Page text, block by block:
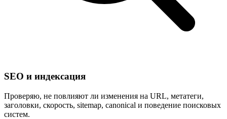
SEO и индексация
Проверяю, не повлияют ли изменения на URL, метатеги,
заголовки, скорость, sitemap, canonical и поведение поисковых
систем.